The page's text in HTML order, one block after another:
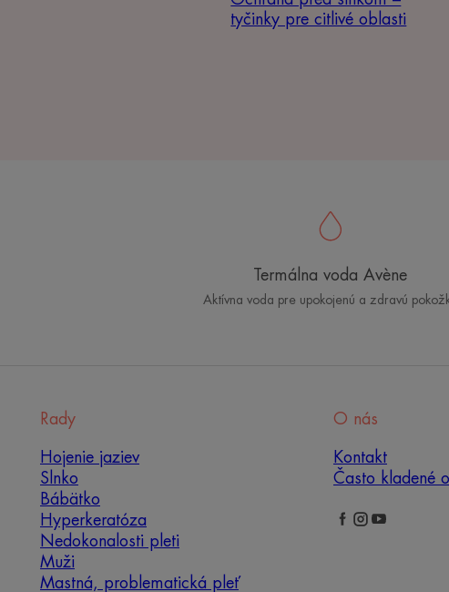
tyčinky pre citlivé oblasti
Termálna voda Avène
Aktívna voda pre upokojenú a zdravú
Rady
Hojenie jaziev
Slnko
Bábätko
Hyperkeratóza
Nedokonalosti pleti
Muži
Mastná, problematická pleť
O nás
Kontakt
Často kladené